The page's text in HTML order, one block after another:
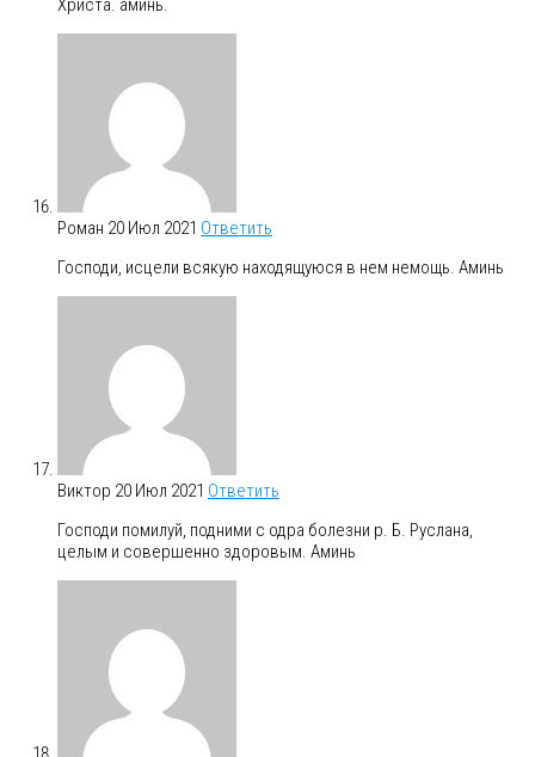
Христа. аминь.
Роман 20 Июл 2021 Ответить
Господи, исцели всякую находящуюся в нем немощь. Аминь
Виктор 20 Июл 2021 Ответить
Господи помилуй, подними с одра болезни р. Б. Руслана,
целым и совершенно здоровым. Аминь